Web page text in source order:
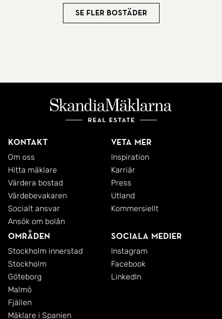
Se fler bostäder
Kontakt
Om oss
Hitta mäklare
Värdera bostad
Värdebevakaren
Socialt ansvar
Ansök om bolån
Veta mer
Inspiration
Karriär
Press
Utland
Kommersiellt
Områden
Stockholm innerstad
Stockholm
Göteborg
Malmö
Fjällen
Mäklare i Spanien
Sociala medier
Instagram
Facebook
LinkedIn